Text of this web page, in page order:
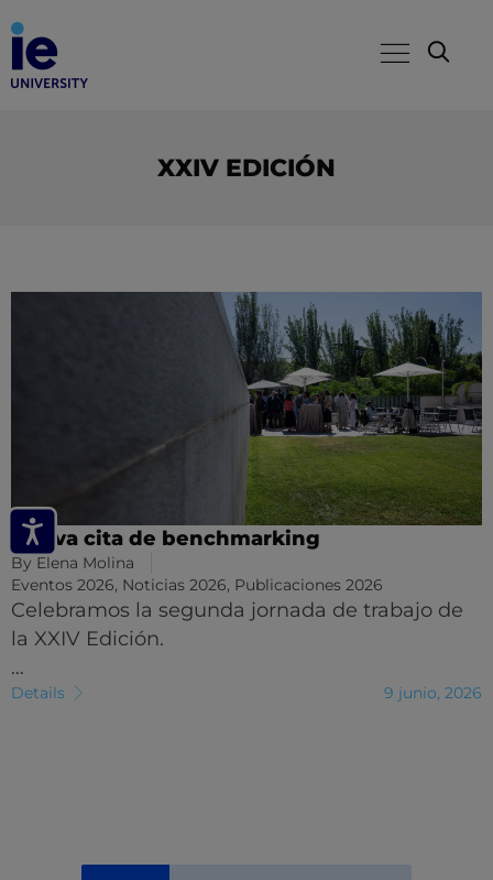
XXIV EDICIÓN
Nueva cita de benchmarking
By Elena Molina
Eventos 2026, Noticias 2026, Publicaciones 2026
Celebramos la segunda jornada de trabajo de
la XXIV Edición.
…
Details 9 junio, 2026